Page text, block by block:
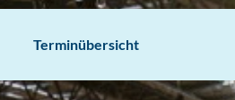
Terminübersicht